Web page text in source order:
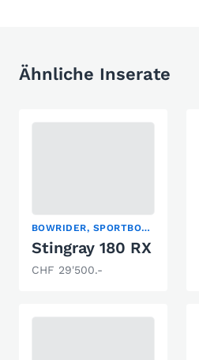
Ähnliche Inserate
BOWRIDER, SPORTBOOT
Stingray 180 RX
CHF 29'500.-